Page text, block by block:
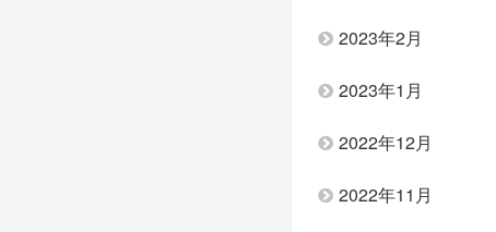
2023年2月
2023年1月
2022年12月
2022年11月